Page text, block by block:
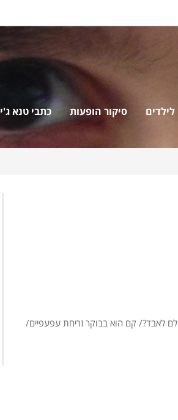
סיקור הופעות כתבי טנא ג'י
לאבד?/ קם הוא בבוקר זריחת עפעפיים/